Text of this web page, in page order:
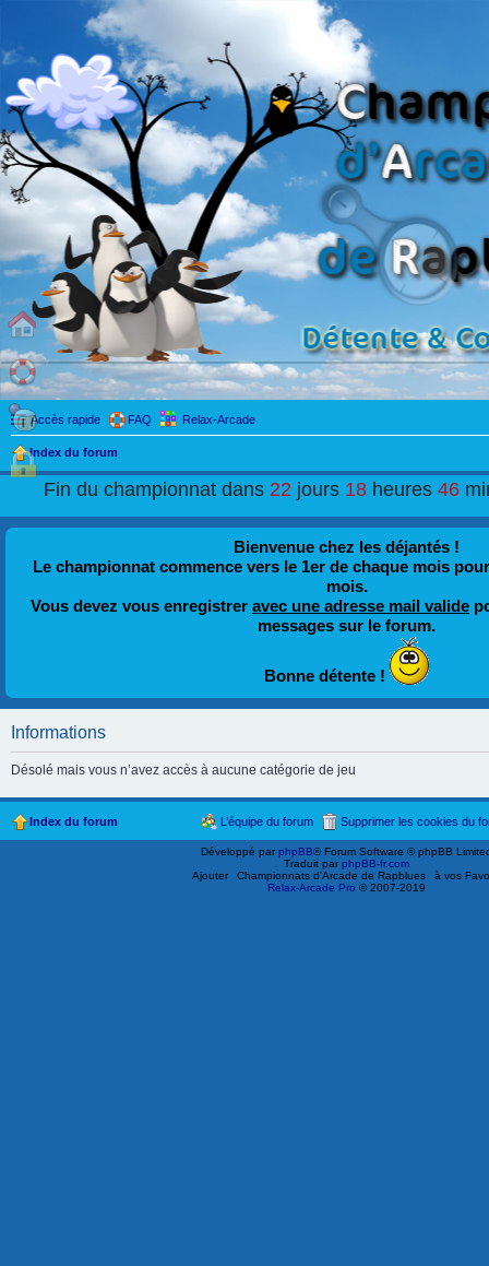
Accès rapide FAQ Relax-Arcade
Index du forum
Fin du championnat dans22 jours18 heures46
Bienvenue chez les déjantés !
Le championnat commence vers le 1er de chaque mois
mois.
Vous devez vous enregistrer avec une adresse mail valide
messages sur le forum.
Bonne détente !
Informations
Désolé mais vous n’avez accès à aucune catégorie de jeu
Index du forum Supprimer les cookies du
L’équipe du forum
Développé parphpBB® Forum Software © phpBB
Traduit parphpBB-fr.com
Ajouter
Championnats d'Arcade de Rapblues
à vos
Relax-Arcade Pro © 2007-2019